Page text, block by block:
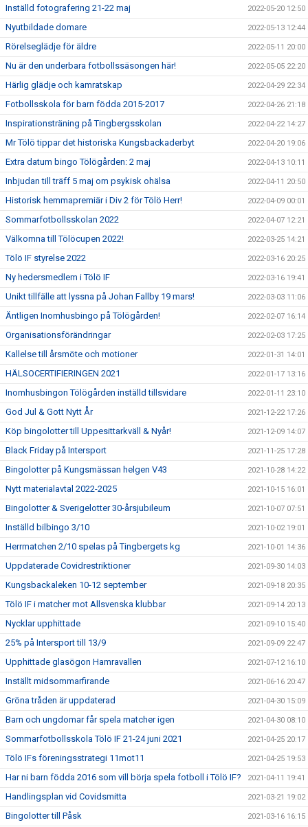
Inställd fotografering 21-22 maj 2022-05-20 12:50
Nyutbildade domare 2022-05-13 12:44
Rörelseglädje för äldre 2022-05-11 20:00
Nu är den underbara fotbollssäsongen här! 2022-05-05 22:20
Härlig glädje och kamratskap 2022-04-29 22:34
Fotbollsskola för barn födda 2015-2017 2022-04-26 21:18
Inspirationsträning på Tingbergsskolan 2022-04-22 14:27
Mr Tölö tippar det historiska Kungsbackaderbyt 2022-04-20 19:06
Extra datum bingo Tölögården: 2 maj 2022-04-13 10:11
Inbjudan till träff 5 maj om psykisk ohälsa 2022-04-11 20:50
Historisk hemmapremiär i Div 2 för Tölö Herr! 2022-04-09 00:01
Sommarfotbollsskolan 2022 2022-04-07 12:21
Välkomna till Tölöcupen 2022! 2022-03-25 14:21
Tölö IF styrelse 2022 2022-03-16 20:25
Ny hedersmedlem i Tölö IF 2022-03-16 19:41
Unikt tillfälle att lyssna på Johan Fallby 19 mars! 2022-03-03 11:06
Äntligen Inomhusbingo på Tölögården! 2022-02-07 16:14
Organisationsförändringar 2022-02-03 17:25
Kallelse till årsmöte och motioner 2022-01-31 14:01
HÄLSOCERTIFIERINGEN 2021 2022-01-17 13:16
Inomhusbingon Tölögården inställd tillsvidare 2022-01-11 23:10
God Jul & Gott Nytt År 2021-12-22 17:26
Köp bingolotter till Uppesittarkväll & Nyår! 2021-12-09 14:07
Black Friday på Intersport 2021-11-25 17:28
Bingolotter på Kungsmässan helgen V43 2021-10-28 14:22
Nytt materialavtal 2022-2025 2021-10-15 16:01
Bingolotter & Sverigelotter 30-årsjubileum 2021-10-07 07:51
Inställd bilbingo 3/10 2021-10-02 19:01
Herrmatchen 2/10 spelas på Tingbergets kg 2021-10-01 14:36
Uppdaterade Covidrestriktioner 2021-09-30 14:03
Kungsbackaleken 10-12 september 2021-09-18 20:35
Tölö IF i matcher mot Allsvenska klubbar 2021-09-14 20:13
Nycklar upphittade 2021-09-10 15:40
25% på Intersport till 13/9 2021-09-09 22:47
Upphittade glasögon Hamravallen 2021-07-12 16:10
Inställt midsommarfirande 2021-06-16 20:47
Gröna tråden är uppdaterad 2021-04-30 15:09
Barn och ungdomar får spela matcher igen 2021-04-30 08:10
Sommarfotbollsskola Tölö IF 21-24 juni 2021 2021-04-25 20:17
Tölö IFs föreningsstrategi 11mot11 2021-04-25 19:53
Har ni barn födda 2016 som vill börja spela fotboll i Tölö IF? 2021-04-11 19:41
Handlingsplan vid Covidsmitta 2021-03-21 19:02
Bingolotter till Påsk 2021-03-16 16:15